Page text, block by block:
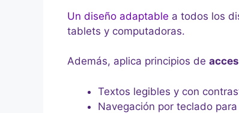
Un diseño adaptable a todos los
tablets y computadoras.
Además, aplica principios de
Textos legibles y con
Navegación por teclado